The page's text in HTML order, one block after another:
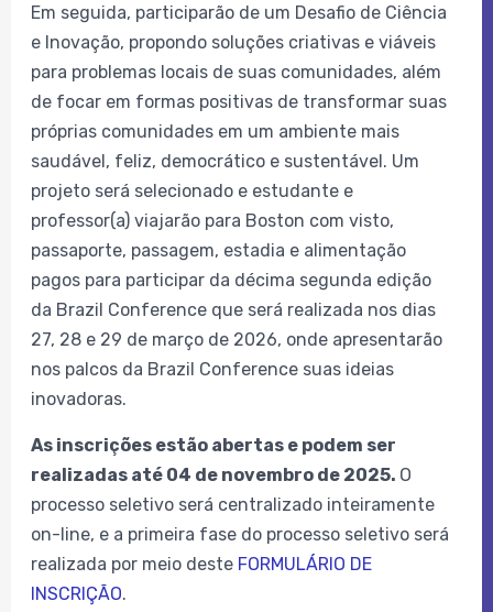
Em seguida, participarão de um Desafio de Ciência
e Inovação, propondo soluções criativas e viáveis
para problemas locais de suas comunidades, além
de focar em formas positivas de transformar suas
próprias comunidades em um ambiente mais
saudável, feliz, democrático e sustentável. Um
projeto será selecionado e estudante e
professor(a) viajarão para Boston com visto,
passaporte, passagem, estadia e alimentação
pagos para participar da décima segunda edição
da Brazil Conference que será realizada nos dias
27, 28 e 29 de março de 2026, onde apresentarão
nos palcos da Brazil Conference suas ideias
inovadoras.
As inscrições estão abertas e podem ser
realizadas até 04 de novembro de 2025. O
processo seletivo será centralizado inteiramente
on-line, e a primeira fase do processo seletivo será
realizada por meio deste FORMULÁRIO DE
INSCRIÇÃO.